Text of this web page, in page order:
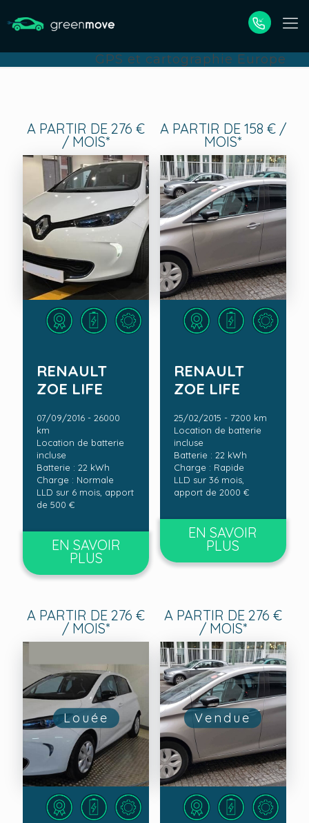
GPS et cartographie Europe
A PARTIR DE 276 €
/ MOIS*
RENAULT
ZOE LIFE
07/09/2016 - 26000
km
Location de batterie
incluse
Batterie : 22 kWh
Charge : Normale
LLD sur 6 mois, apport
de 500 €
EN SAVOIR
PLUS
A PARTIR DE 158 € /
MOIS*
RENAULT
ZOE LIFE
25/02/2015 - 7200 km
Location de batterie
incluse
Batterie : 22 kWh
Charge : Rapide
LLD sur 36 mois,
apport de 2000 €
EN SAVOIR
PLUS
A PARTIR DE 276 €
/ MOIS*
Louée
A PARTIR DE 276 €
/ MOIS*
Vendue